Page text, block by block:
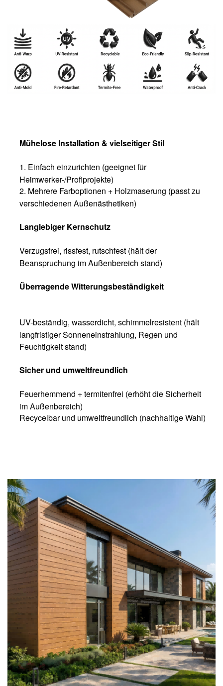
Mühelose Installation & vielseitiger Stil
1. Einfach einzurichten (geeignet für
Heimwerker-/Profiprojekte)
2. Mehrere Farboptionen + Holzmaserung (passt zu
verschiedenen Außenästhetiken)
Langlebiger Kernschutz
Verzugsfrei, rissfest, rutschfest (hält der
Beanspruchung im Außenbereich stand)
Überragende Witterungsbeständigkeit
UV-beständig, wasserdicht, schimmelresistent (hält
langfristiger Sonneneinstrahlung, Regen und
Feuchtigkeit stand)
Sicher und umweltfreundlich
Feuerhemmend + termitenfrei (erhöht die Sicherheit
im Außenbereich)
Recycelbar und umweltfreundlich (nachhaltige Wahl)